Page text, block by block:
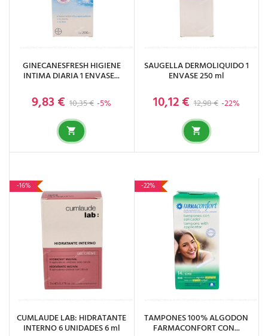
GINECANESFRESH HIGIENE
INTIMA DIARIA 1 ENVASE...
Precio base
10,35 € -5%
Precio
9,83 €
SAUGELLA DERMOLIQUIDO 1
ENVASE 250 ml
Precio base
12,98 € -22%
Precio
10,12 €
-16%
CUMLAUDE LAB: HIDRATANTE
INTERNO 6 UNIDADES 6 ml
-22%
TAMPONES 100% ALGODON
FARMACONFORT CON...